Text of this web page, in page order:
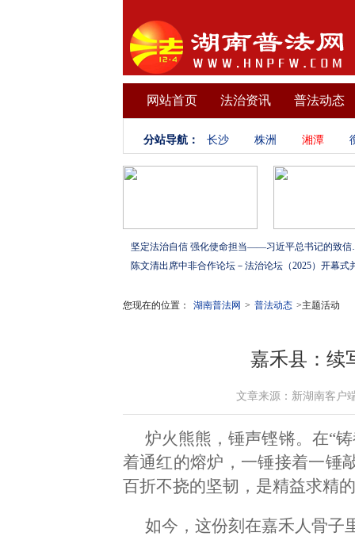
网站首页 法治资讯 普法动态
分站导航： 长沙 株洲 湘潭
坚定法治自信 强化使
您现在的位置： 湖南普法网 > 普法动态 >主题活动
嘉禾县：续
文章来源：新湖南客
炉火熊熊，锤声铿锵。在“
着通红的熔炉，一锤接着一锤
百折不挠的坚韧，是精益求精
如今，这份刻在嘉禾人骨